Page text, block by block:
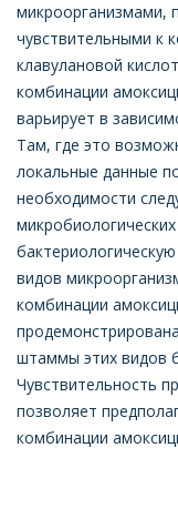
микроорганизмами,
чувствительными к
клавулановой
комбинации
варьирует в
Там, где это
локальные данные
необходимости
видов
комбинации
штаммы этих видов
Чувствительность
позволяет
комбинации